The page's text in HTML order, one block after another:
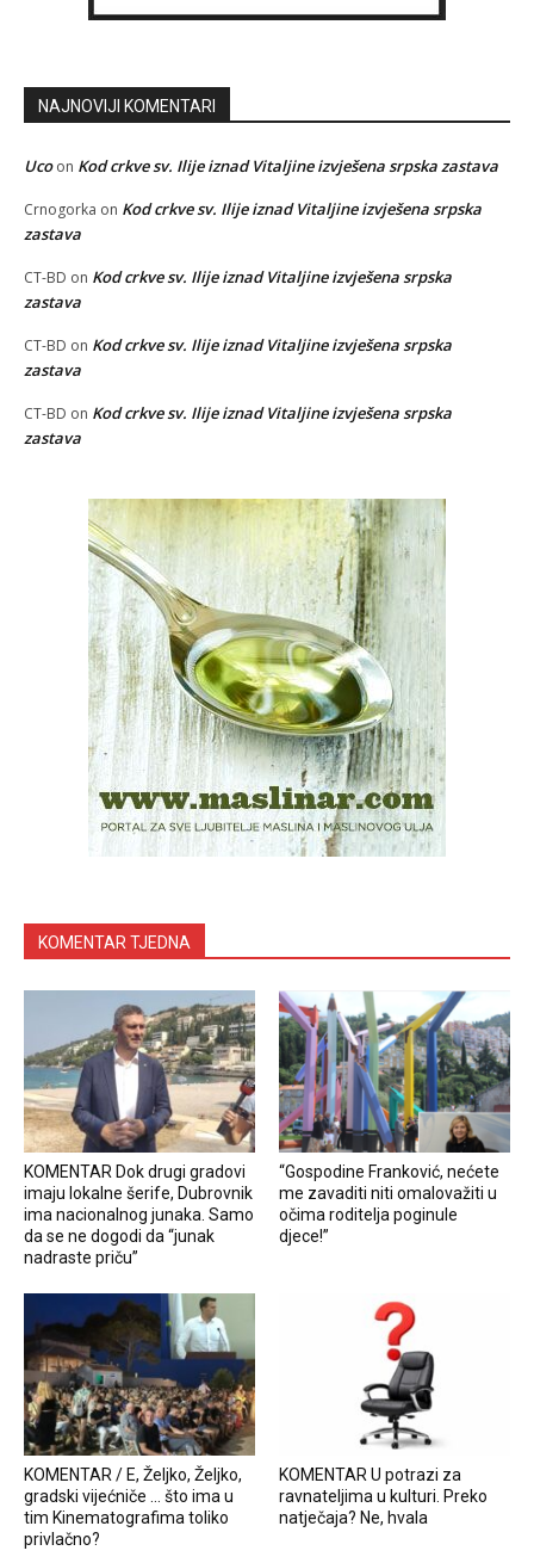
NAJNOVIJI KOMENTARI
Ucoon Kod crkve sv. Ilije iznad Vitaljine izvješena srpska zastava
Crnogorka on Kod crkve sv. Ilije iznad Vitaljine izvješena srpska
zastava
CT-BD on Kod crkve sv. Ilije iznad Vitaljine izvješena srpska
zastava
CT-BD on Kod crkve sv. Ilije iznad Vitaljine izvješena srpska
zastava
CT-BD on Kod crkve sv. Ilije iznad Vitaljine izvješena srpska
zastava
KOMENTAR TJEDNA
KOMENTAR Dok drugi gradovi
imaju lokalne šerife, Dubrovnik
ima nacionalnog junaka. Samo
da se ne dogodi da “junak
nadraste priču”
“Gospodine Franković, nećete
me zavaditi niti omalovažiti u
očima roditelja poginule
djece!”
KOMENTAR / E, Željko, Željko,
gradski vijećniče … što ima u
tim Kinematografima toliko
privlačno?
KOMENTAR U potrazi za
ravnateljima u kulturi. Preko
natječaja? Ne, hvala